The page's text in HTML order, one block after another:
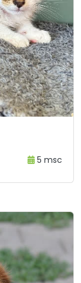
5 msc